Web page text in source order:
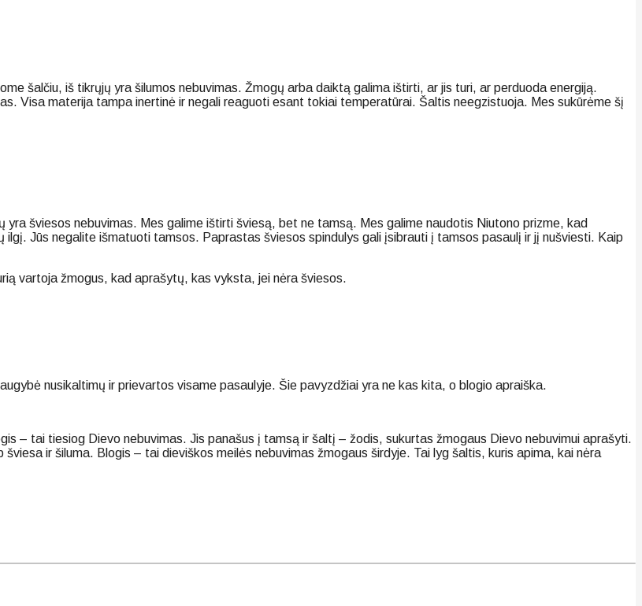
šalčiu, iš tikrųjų yra šilumos nebuvimas. Žmogų arba daiktą galima ištirti, ar jis turi, ar perduoda energiją.
Visa materija tampa inertinė ir negali reaguoti esant tokiai temperatūrai. Šaltis neegzistuoja. Mes sukūrėme šį
šviesos nebuvimas. Mes galime ištirti šviesą, bet ne tamsą. Mes galime naudotis Niutono prizme, kad
Jūs negalite išmatuoti tamsos. Paprastas šviesos spindulys gali įsibrauti į tamsos pasaulį ir jį nušviesti. Kaip
vartoja žmogus, kad aprašytų, kas vyksta, jei nėra šviesos.
nusikaltimų ir prievartos visame pasaulyje. Šie pavyzdžiai yra ne kas kita, o blogio apraiška.
– tai tiesiog Dievo nebuvimas. Jis panašus į tamsą ir šaltį – žodis, sukurtas žmogaus Dievo nebuvimui aprašyti.
ir šiluma. Blogis – tai dieviškos meilės nebuvimas žmogaus širdyje. Tai lyg šaltis, kuris apima, kai nėra